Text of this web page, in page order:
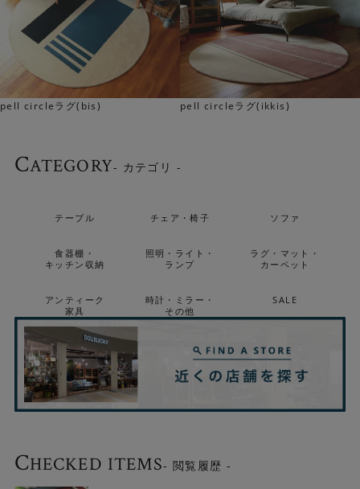
約15mmの毛足によってたっぷりとした厚みが生まれ、贅
沢な座り心地が味わえます。 高密度に織り上げているので
耐久性も高く、世代を超えて受け継ぐことができる“本
pell circleラグ(bis) pell circleラグ(ikkis)
CATEGORY- カテゴリ -
テーブル チェア・椅子 ソファ
食器棚・
キッチン収納
照明・ライト・
ランプ
ラグ・マット・
カーペット
アンティーク
家具
時計・ミラー・
その他
SALE
CHECKED ITEMS- 閲覧履歴 -